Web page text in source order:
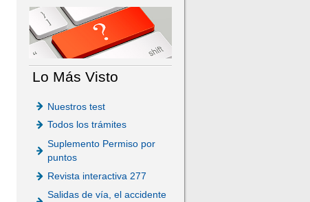
Lo Más Visto
Nuestros test
Todos los trámites
Suplemento Permiso por
puntos
Revista interactiva 277
Salidas de vía, el accidente